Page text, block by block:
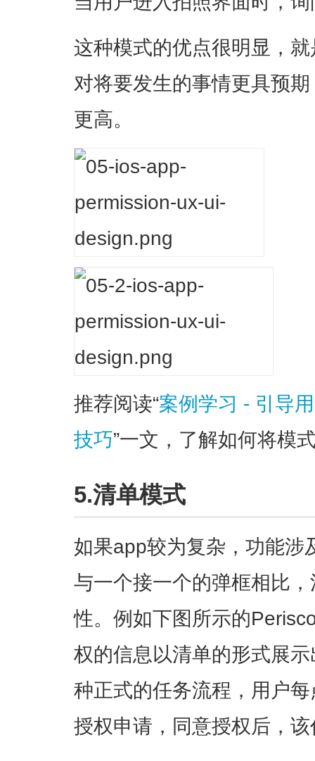
这种模式的优点很明显，
对将要发生的事情更具预
更高。
推荐阅读“案例学习 - 引导
技巧”一文，了解如何将模
5.清单模式
如果app较为复杂，功能涉
与一个接一个的弹框相比
性。例如下图所示的
权的信息以清单的形式展
种正式的任务流程，用户
授权申请，同意授权后，